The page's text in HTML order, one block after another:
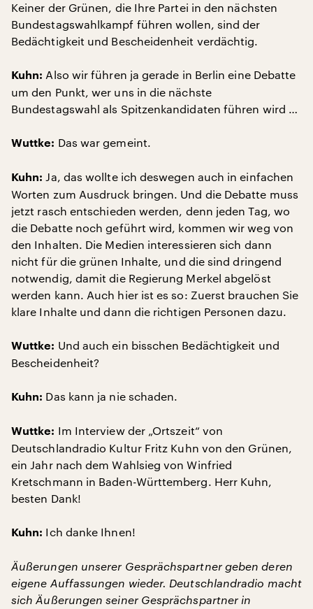
Keiner der Grünen, die Ihre Partei in den nächsten
Bundestagswahlkampf führen wollen, sind der
Bedächtigkeit und Bescheidenheit verdächtig.
Kuhn: Also wir führen ja gerade in Berlin eine Debatte
um den Punkt, wer uns in die nächste
Bundestagswahl als Spitzenkandidaten führen wird …
Wuttke: Das war gemeint.
Kuhn: Ja, das wollte ich deswegen auch in einfachen
Worten zum Ausdruck bringen. Und die Debatte muss
jetzt rasch entschieden werden, denn jeden Tag, wo
die Debatte noch geführt wird, kommen wir weg von
den Inhalten. Die Medien interessieren sich dann
nicht für die grünen Inhalte, und die sind dringend
notwendig, damit die Regierung Merkel abgelöst
werden kann. Auch hier ist es so: Zuerst brauchen Sie
klare Inhalte und dann die richtigen Personen dazu.
Wuttke: Und auch ein bisschen Bedächtigkeit und
Bescheidenheit?
Kuhn: Das kann ja nie schaden.
Wuttke: Im Interview der „Ortszeit“ von
Deutschlandradio Kultur Fritz Kuhn von den Grünen,
ein Jahr nach dem Wahlsieg von Winfried
Kretschmann in Baden-Württemberg. Herr Kuhn,
besten Dank!
Kuhn: Ich danke Ihnen!
Äußerungen unserer Gesprächspartner geben deren
eigene Auffassungen wieder. Deutschlandradio macht
sich Äußerungen seiner Gesprächspartner in